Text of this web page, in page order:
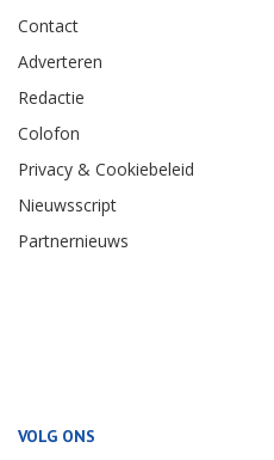
Contact
Adverteren
Redactie
Colofon
Privacy & Cookiebeleid
Nieuwsscript
Partnernieuws
VOLG ONS